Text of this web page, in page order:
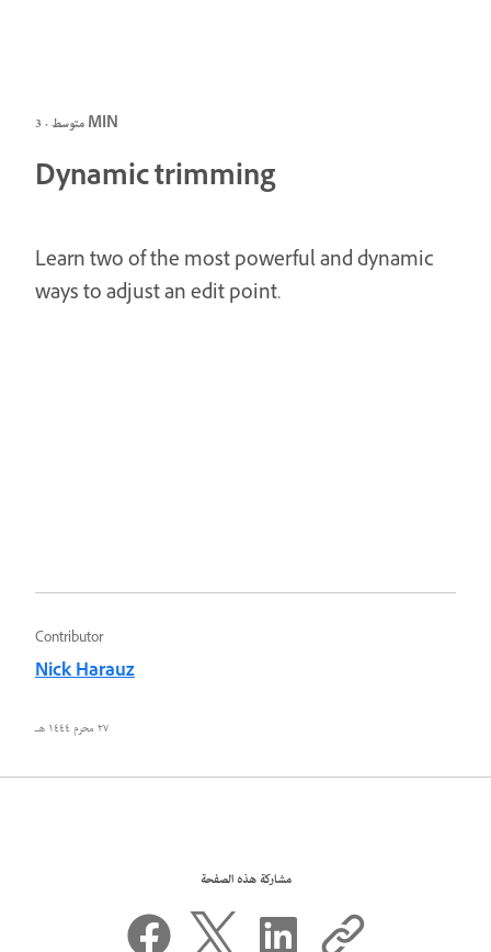
متوسط · 3 MIN
Dynamic trimming
Learn two of the most powerful and dynamic
ways to adjust an edit point.
Contributor
Nick Harauz
٢٧ محرم ١٤٤٤ هـ
مشاركة هذه الصفحة